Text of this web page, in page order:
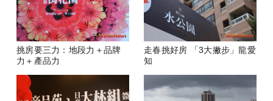
挑房要三力：地段力＋品牌
力＋產品力
走春挑好房 「3大撇步」龍愛
知